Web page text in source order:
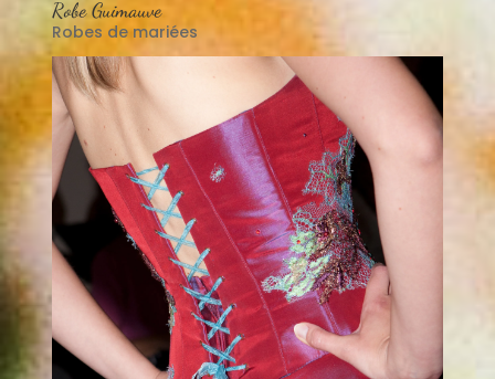
Robe Guimauve
Robes de mariées